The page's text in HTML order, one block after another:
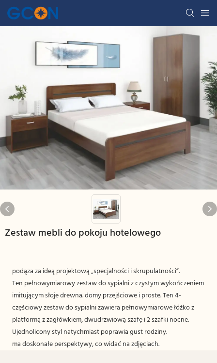
Zestaw mebli do pokoju hotelowego
podąża za ideą projektową „specjalności i skrupulatności”.
Ten pełnowymiarowy zestaw do sypialni z czystym wykończeniem
imitującym słoje drewna. domy przejściowe i proste. Ten 4-
częściowy zestaw do sypialni zawiera pełnowymiarowe łóżko z
platformą z zagłówkiem, dwudrzwiową szafę i 2 szafki nocne.
Ujednolicony styl natychmiast poprawia gust rodziny.
ma doskonałe perspektywy, co widać na zdjęciach.